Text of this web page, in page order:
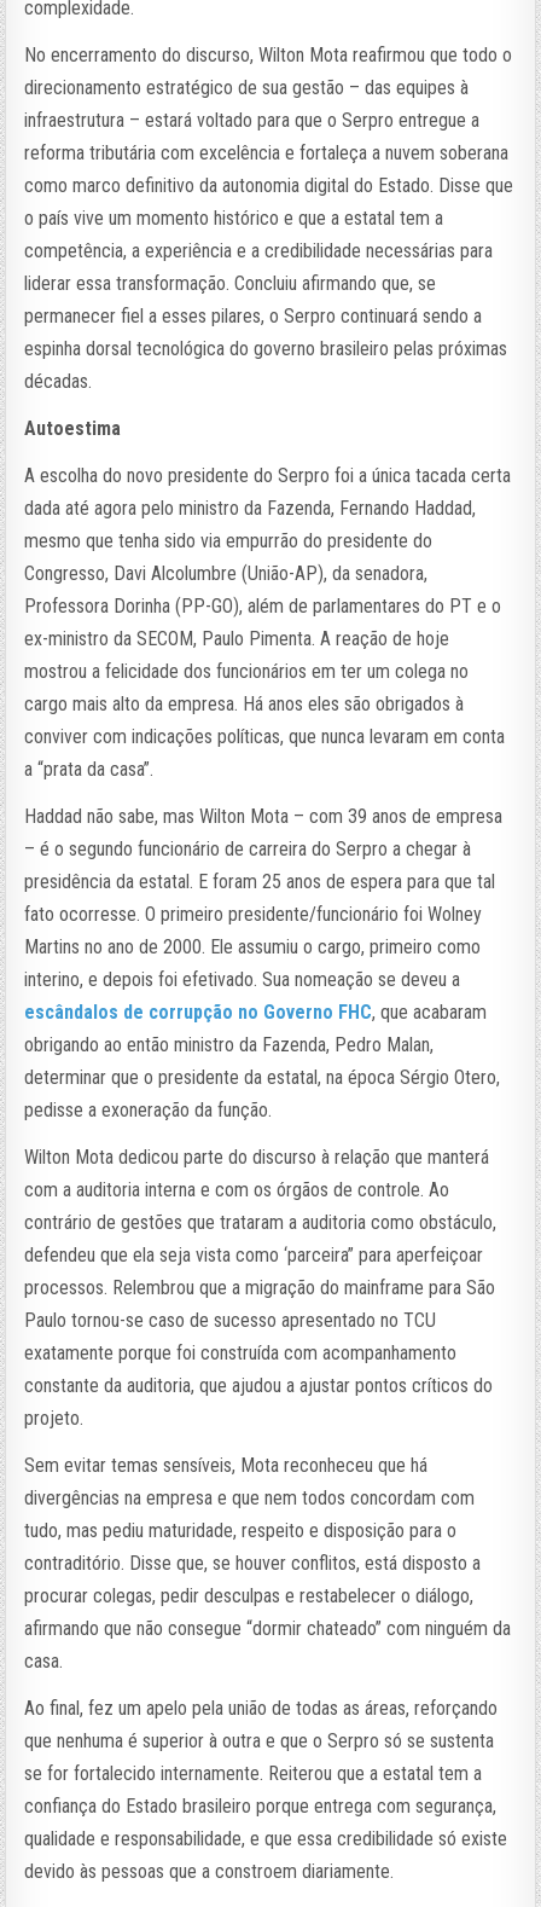
complexidade.
No encerramento do discurso, Wilton Mota reafirmou que todo o
direcionamento estratégico de sua gestão – das equipes à
infraestrutura – estará voltado para que o Serpro entregue a
reforma tributária com excelência e fortaleça a nuvem soberana
como marco definitivo da autonomia digital do Estado. Disse que
o país vive um momento histórico e que a estatal tem a
competência, a experiência e a credibilidade necessárias para
liderar essa transformação. Concluiu afirmando que, se
permanecer fiel a esses pilares, o Serpro continuará sendo a
espinha dorsal tecnológica do governo brasileiro pelas próximas
décadas.
Autoestima
A escolha do novo presidente do Serpro foi a única tacada certa
dada até agora pelo ministro da Fazenda, Fernando Haddad,
mesmo que tenha sido via empurrão do presidente do
Congresso, Davi Alcolumbre (União-AP), da senadora,
Professora Dorinha (PP-GO), além de parlamentares do PT e o
ex-ministro da SECOM, Paulo Pimenta. A reação de hoje
mostrou a felicidade dos funcionários em ter um colega no
cargo mais alto da empresa. Há anos eles são obrigados à
conviver com indicações políticas, que nunca levaram em conta
a “prata da casa”.
Haddad não sabe, mas Wilton Mota – com 39 anos de empresa
– é o segundo funcionário de carreira do Serpro a chegar à
presidência da estatal. E foram 25 anos de espera para que tal
fato ocorresse. O primeiro presidente/funcionário foi Wolney
Martins no ano de 2000. Ele assumiu o cargo, primeiro como
interino, e depois foi efetivado. Sua nomeação se deveu a
escândalos de corrupção no Governo FHC, que acabaram
obrigando ao então ministro da Fazenda, Pedro Malan,
determinar que o presidente da estatal, na época Sérgio Otero,
pedisse a exoneração da função.
Wilton Mota dedicou parte do discurso à relação que manterá
com a auditoria interna e com os órgãos de controle. Ao
contrário de gestões que trataram a auditoria como obstáculo,
defendeu que ela seja vista como ‘parceira” para aperfeiçoar
processos. Relembrou que a migração do mainframe para São
Paulo tornou-se caso de sucesso apresentado no TCU
exatamente porque foi construída com acompanhamento
constante da auditoria, que ajudou a ajustar pontos críticos do
projeto.
Sem evitar temas sensíveis, Mota reconheceu que há
divergências na empresa e que nem todos concordam com
tudo, mas pediu maturidade, respeito e disposição para o
contraditório. Disse que, se houver conflitos, está disposto a
procurar colegas, pedir desculpas e restabelecer o diálogo,
afirmando que não consegue “dormir chateado” com ninguém da
casa.
Ao final, fez um apelo pela união de todas as áreas, reforçando
que nenhuma é superior à outra e que o Serpro só se sustenta
se for fortalecido internamente. Reiterou que a estatal tem a
confiança do Estado brasileiro porque entrega com segurança,
qualidade e responsabilidade, e que essa credibilidade só existe
devido às pessoas que a constroem diariamente.